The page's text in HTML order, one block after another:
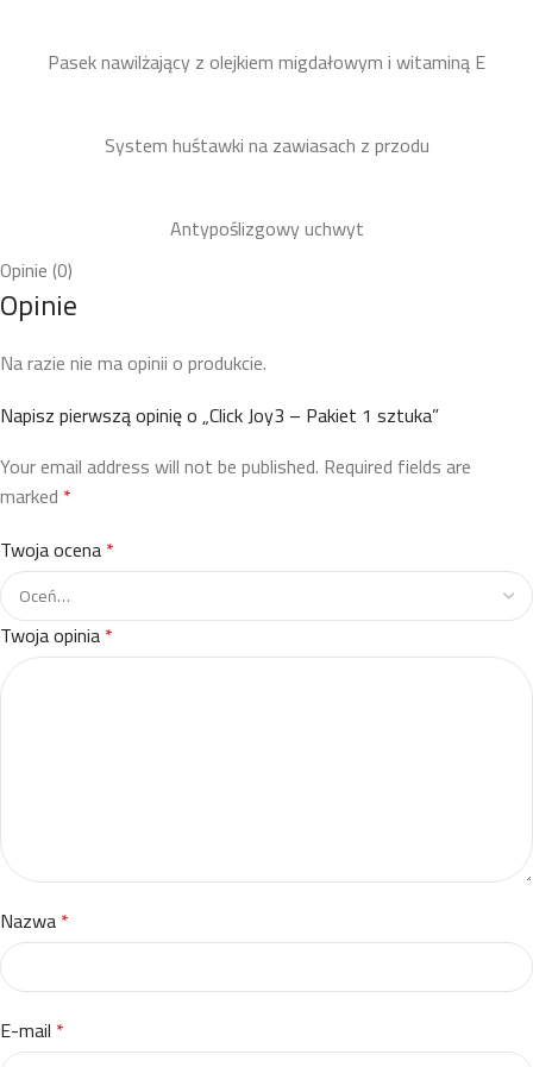
Pasek nawilżający z olejkiem migdałowym i witaminą E
System huśtawki na zawiasach z przodu
Antypoślizgowy uchwyt
Opinie (0)
Opinie
Na razie nie ma opinii o produkcie.
Napisz pierwszą opinię o „Click Joy3 – Pakiet 1 sztuka”
Your email address will not be published. Required fields are
marked *
Twoja ocena*
Twoja opinia*
Nazwa*
E-mail *